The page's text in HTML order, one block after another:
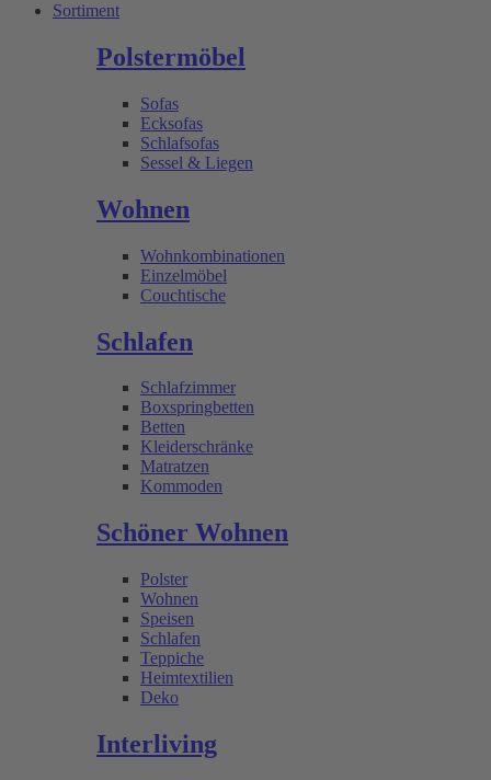
Sortiment
Polstermöbel
Sofas
Ecksofas
Schlafsofas
Sessel & Liegen
Wohnen
Wohnkombinationen
Einzelmöbel
Couchtische
Schlafen
Schlafzimmer
Boxspringbetten
Betten
Kleiderschränke
Matratzen
Kommoden
Schöner Wohnen
Polster
Wohnen
Speisen
Schlafen
Teppiche
Heimtextilien
Deko
Interliving